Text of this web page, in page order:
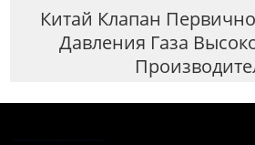
Китай Клапан
Давления Газа